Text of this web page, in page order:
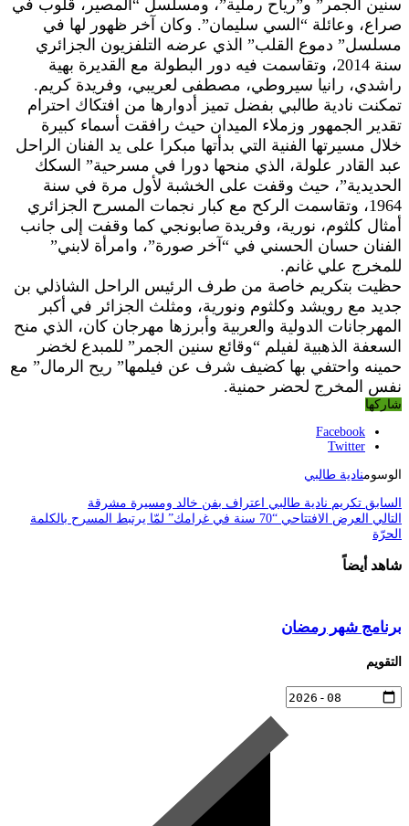
سنين الجمر” و”رياح رملية”، ومسلسل “المصير، قلوب في
صراع، وعائلة “السي سليمان”. وكان آخر ظهور لها في
مسلسل” دموع القلب” الذي عرضه التلفزيون الجزائري
سنة 2014، وتقاسمت فيه دور البطولة مع القديرة بهية
راشدي، رانيا سيروطي، مصطفى لعريبي، وفريدة كريم.
تمكنت نادية طالبي بفضل تميز أدوارها من افتكاك احترام
تقدير الجمهور وزملاء الميدان حيث رافقت أسماء كبيرة
خلال مسيرتها الفنية التي بدأتها مبكرا على يد الفنان الراحل
عبد القادر علولة، الذي منحها دورا في مسرحية” السكك
الحديدية”، حيث وقفت على الخشبة لأول مرة في سنة
1964، وتقاسمت الركح مع كبار نجمات المسرح الجزائري
أمثال كلثوم، نورية، وفريدة صابونجي كما وقفت إلى جانب
الفنان حسان الحسني في “آخر صورة”، وامرأة لابني”
للمخرج علي غانم.
حظيت بتكريم خاصة من طرف الرئيس الراحل الشاذلي بن
جديد مع رويشد وكلثوم ونورية، ومثلث الجزائر في أكبر
المهرجانات الدولية والعربية وأبرزها مهرجان كان، الذي منح
السعفة الذهبية لفيلم “وقائع سنين الجمر” للمبدع لخضر
حمينه واحتفي بها كضيف شرف عن فيلمها” ريح الرمال” مع
نفس المخرج لحضر حمنية.
شاركها
Facebook
Twitter
الوسومنادية طالبي
السابق تكريم نادية طالبي اعتراف بفن خالد ومسيرة مشرقة
التالي
العرض الافتتاحي “70 سنة في غرامك” لمّا يرتبط المسرح بالكلمة
الحرّة
شاهد أيضاً
برنامج شهر رمضان
التقويم